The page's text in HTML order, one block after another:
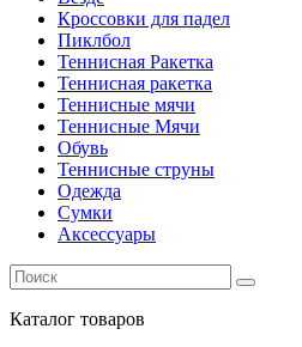
Кроссовки для падел
Пиклбол
Теннисная Ракетка
Теннисная ракетка
Теннисные мячи
Теннисные Мячи
Обувь
Теннисные струны
Одежда
Сумки
Аксессуары
Каталог товаров